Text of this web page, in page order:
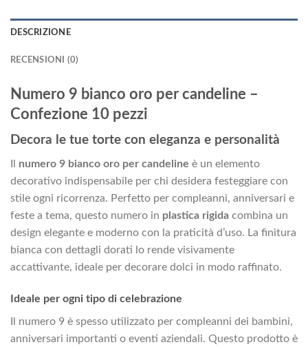
DESCRIZIONE
RECENSIONI (0)
Numero 9 bianco oro per candeline –
Confezione 10 pezzi
Decora le tue torte con eleganza e personalità
numero 9 bianco oro per candeline è un elemento
decorativo indispensabile per chi desidera festeggiare con
stile ogni ricorrenza. Perfetto per compleanni, anniversari e
feste a tema, questo numero in plastica rigida combina un
design elegante e moderno con la praticità d’uso. La finitura
bianca con dettagli dorati lo rende visivamente
accattivante, ideale per decorare dolci in modo raffinato.
Ideale per ogni tipo di celebrazione
Il numero 9 è spesso utilizzato per compleanni dei bambini,
anniversari importanti o eventi aziendali. Questo prodotto è